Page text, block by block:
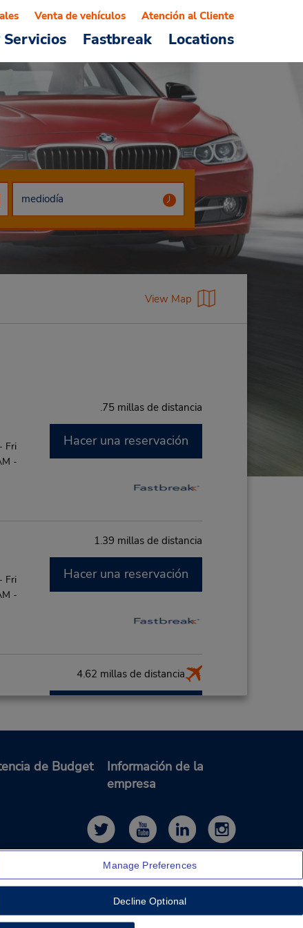
Servicios Fastbreak Locations
Venta de vehículos Atención al Cliente
View Map
.75 millas de distancia
Fri
-
Hacer una reservación
1.39 millas de distancia
Fri
-
Hacer una reservación
4.62 millas de distancia
de Budget
Información de la
empresa
Manage Preferences
Decline Optional